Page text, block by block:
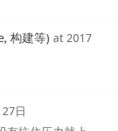
构建等) at 2017
日